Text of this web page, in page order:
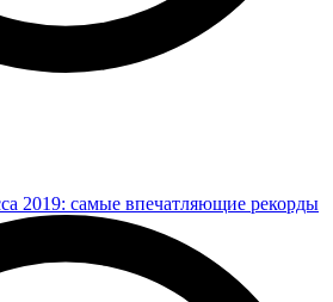
2019: самые впечатляющие рекорды